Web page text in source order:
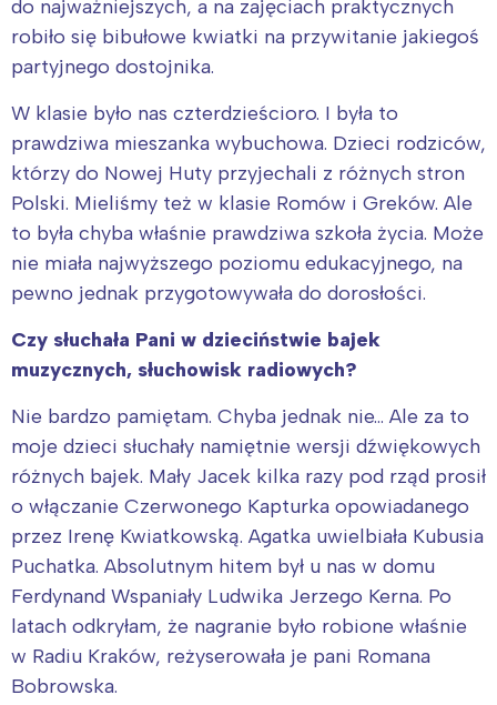
do najważniejszych, a na zajęciach praktycznych
robiło się bibułowe kwiatki na przywitanie jakiegoś
partyjnego dostojnika.
W klasie było nas czterdzieścioro. I była to
prawdziwa mieszanka wybuchowa. Dzieci rodziców,
którzy do Nowej Huty przyjechali z różnych stron
Polski. Mieliśmy też w klasie Romów i Greków. Ale
to była chyba właśnie prawdziwa szkoła życia. Może
nie miała najwyższego poziomu edukacyjnego, na
pewno jednak przygotowywała do dorosłości.
Czy słuchała Pani w dzieciństwie bajek
muzycznych, słuchowisk radiowych?
Nie bardzo pamiętam. Chyba jednak nie… Ale za to
moje dzieci słuchały namiętnie wersji dźwiękowych
różnych bajek. Mały Jacek kilka razy pod rząd prosił
o włączanie Czerwonego Kapturka opowiadanego
przez Irenę Kwiatkowską. Agatka uwielbiała Kubusia
Puchatka. Absolutnym hitem był u nas w domu
Ferdynand Wspaniały Ludwika Jerzego Kerna. Po
latach odkryłam, że nagranie było robione właśnie
w Radiu Kraków, reżyserowała je pani Romana
Bobrowska.